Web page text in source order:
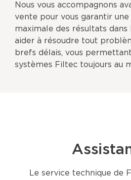
Nous vous accompagnons
vente pour vous garantir
maximale des résultats
aider à résoudre tout
brefs délais, vous
systèmes Filtec toujours au
Le service technique de